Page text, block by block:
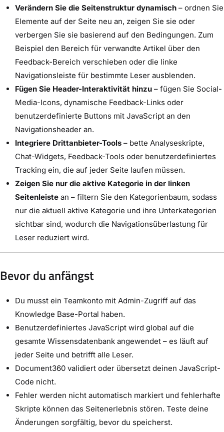
Verändern Sie die Seitenstruktur dynamisch – ordnen Sie
Elemente auf der Seite neu an, zeigen Sie sie oder
verbergen Sie sie basierend auf den Bedingungen. Zum
Beispiel den Bereich für verwandte Artikel über den
Feedback-Bereich verschieben oder die linke
Navigationsleiste für bestimmte Leser ausblenden.
Fügen Sie Header-Interaktivität hinzu – fügen Sie Social-
Media-Icons, dynamische Feedback-Links oder
benutzerdefinierte Buttons mit JavaScript an den
Navigationsheader an.
Integriere Drittanbieter-Tools – bette Analyseskripte,
Chat-Widgets, Feedback-Tools oder benutzerdefiniertes
Tracking ein, die auf jeder Seite laufen müssen.
Zeigen Sie nur die aktive Kategorie in der linken
Seitenleiste an – filtern Sie den Kategorienbaum, sodass
nur die aktuell aktive Kategorie und ihre Unterkategorien
sichtbar sind, wodurch die Navigationsüberlastung für
Leser reduziert wird.
Bevor du anfängst
Du musst ein Teamkonto mit Admin-Zugriff auf das
Knowledge Base-Portal haben.
Benutzerdefiniertes JavaScript wird global auf die
gesamte Wissensdatenbank angewendet – es läuft auf
jeder Seite und betrifft alle Leser.
Document360 validiert oder übersetzt deinen JavaScript-
Code nicht.
Fehler werden nicht automatisch markiert und fehlerhafte
Skripte können das Seitenerlebnis stören. Teste deine
Änderungen sorgfältig, bevor du speicherst.